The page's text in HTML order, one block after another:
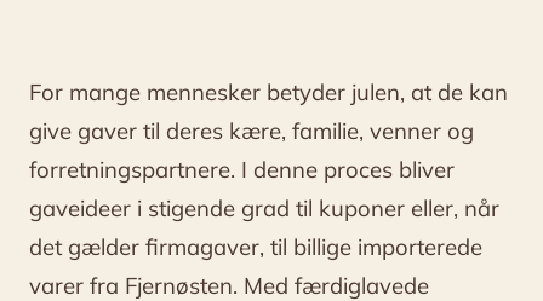
For mange mennesker betyder julen, at de kan
give gaver til deres kære, familie, venner og
forretningspartnere. I denne proces bliver
gaveideer i stigende grad til kuponer eller, når
det gælder firmagaver, til billige importerede
varer fra Fjernøsten. Med færdiglavede